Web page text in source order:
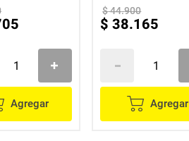
Agregar
$44.900
$ 38.165
Agregar